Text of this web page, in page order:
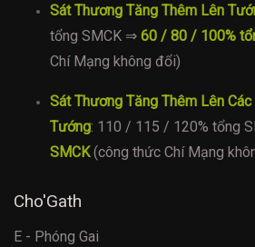
Sát Thương Tăng Thêm Lên
tổng SMCK ⇒ 60 / 80 / 100%
Chí Mạng không đổi)
Sát Thương Tăng Thêm Lên
Tướng: 110 / 115 / 120% tổng
SMCK(công thức Chí Mạng
Cho'Gath
E - Phóng Gai